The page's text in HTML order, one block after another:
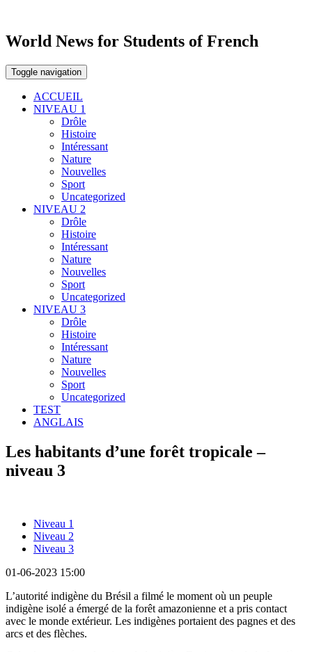
World News for Students of French
Toggle navigation
ACCUEIL
NIVEAU 1
Drôle
Histoire
Intéressant
Nature
Nouvelles
Sport
Uncategorized
NIVEAU 2
Drôle
Histoire
Intéressant
Nature
Nouvelles
Sport
Uncategorized
NIVEAU 3
Drôle
Histoire
Intéressant
Nature
Nouvelles
Sport
Uncategorized
TEST
ANGLAIS
Les habitants d’une forêt tropicale –
niveau 3
Niveau 1
Niveau 2
Niveau 3
01-06-2023 15:00
L’autorité indigène du Brésil a filmé le moment où un peuple
indigène isolé a émergé de la forêt amazonienne et a pris contact
avec le monde extérieur. Les indigènes portaient des pagnes et des
arcs et des flèches.